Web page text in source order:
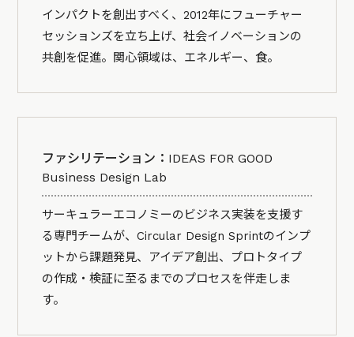
インパクトを創出すべく、2012年にフューチャー
セッションズを立ち上げ、社会イノベーションの
共創を促進。関心領域は、エネルギー、食。
ファシリテーション：IDEAS FOR GOOD
Business Design Lab
サーキュラーエコノミーのビジネス実装を支援す
る専門チームが、Circular Design Sprintのインプ
ットから課題発見、アイデア創出、プロトタイプ
の作成・検証に至るまでのプロセスを伴走しま
す。